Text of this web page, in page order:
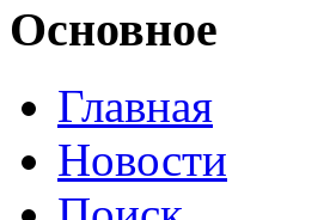
Основное
Главная
Новости